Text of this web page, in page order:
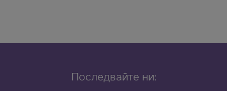
Последвайте ни: